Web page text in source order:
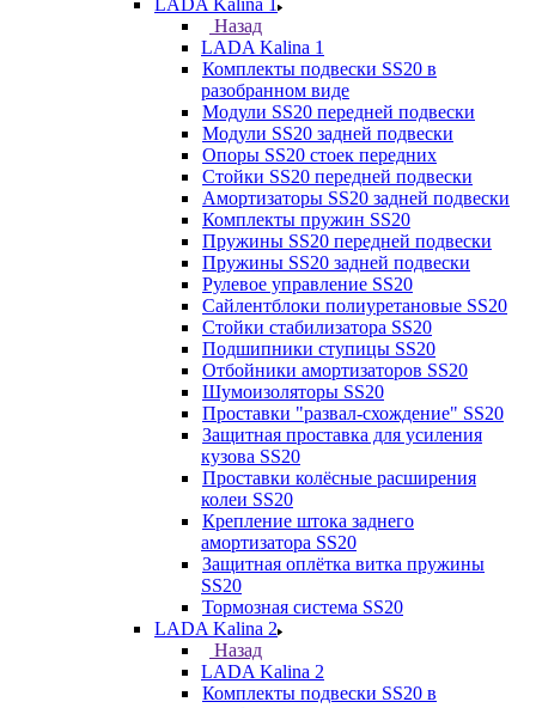
LADA Kalina 1
Назад
LADA Kalina 1
Комплекты подвески SS20 в
разобранном виде
Модули SS20 передней подвески
Модули SS20 задней подвески
Опоры SS20 стоек передних
Стойки SS20 передней подвески
Амортизаторы SS20 задней подвески
Комплекты пружин SS20
Пружины SS20 передней подвески
Пружины SS20 задней подвески
Рулевое управление SS20
Сайлентблоки полиуретановые SS20
Стойки стабилизатора SS20
Подшипники ступицы SS20
Отбойники амортизаторов SS20
Шумоизоляторы SS20
Проставки "развал-схождение" SS20
Защитная проставка для усиления
кузова SS20
Проставки колёсные расширения
колеи SS20
Крепление штока заднего
амортизатора SS20
Защитная оплётка витка пружины
SS20
Тормозная система SS20
LADA Kalina 2
Назад
LADA Kalina 2
Комплекты подвески SS20 в